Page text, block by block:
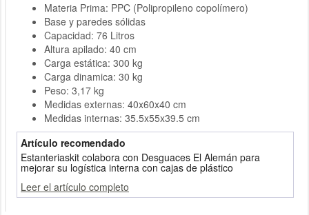
Materia Prima: PPC (Polipropileno copolímero)
Base y paredes sólidas
Capacidad: 76 Litros
Altura apilado: 40 cm
Carga estática: 300 kg
Carga dinamica: 30 kg
Peso: 3,17 kg
Medidas externas: 40x60x40 cm
Medidas internas: 35.5x55x39.5 cm
Artículo recomendado
Estanteriaskit colabora con Desguaces El Alemán para
mejorar su logística interna con cajas de plástico
Leer el artículo completo